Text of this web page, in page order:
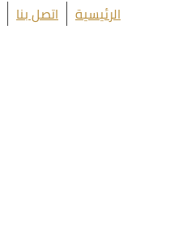
الرئيسية اتصل بنا